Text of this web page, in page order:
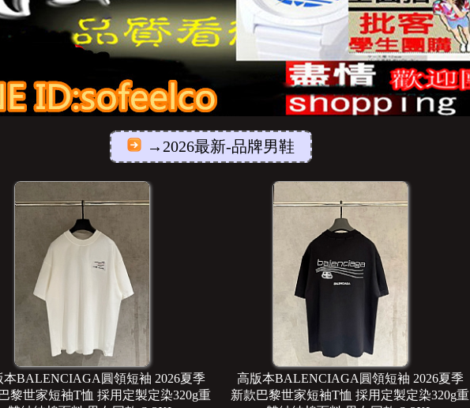
→2026最新-品牌男鞋
本BALENCIAGA圓領短袖 2026夏季
黎世家短袖T恤 採用定製定染320g重
高版本BALENCIAGA圓領短袖 2026夏季
新款巴黎世家短袖T恤 採用定製定染320g重